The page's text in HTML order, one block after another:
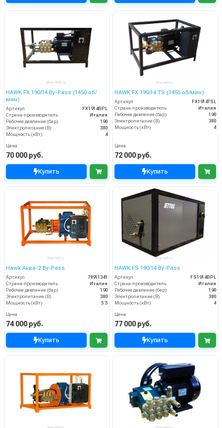
HAWK FX 190/14 By-Pass (1450 об/
мин)
Артикул
FX1914BPL
Страна-производитель
Италия
Рабочее давление (бар)
190
Электропитание (В)
380
Мощность (кВт)
4
Цена
70 000 руб.
Купить
HAWK FX 190/14 TS (1450 об/мин)
Артикул
FX1914TSL
Страна-производитель
Италия
Рабочее давление (бар)
190
Электропитание (В)
380
Мощность (кВт)
4
Цена
72 000 руб.
Купить
Hawk Аква-2 By-Pass
Артикул
78911341
Страна-производитель
Италия
Рабочее давление (бар)
190
Электропитание (В)
380
Мощность (кВт)
5.5
Цена
74 000 руб.
Купить
HAWK FS 190/14 By-Pass
Артикул
FS1914BPL
Страна-производитель
Италия
Рабочее давление (бар)
190
Электропитание (В)
380
Мощность (кВт)
4
Цена
77 000 руб.
Купить